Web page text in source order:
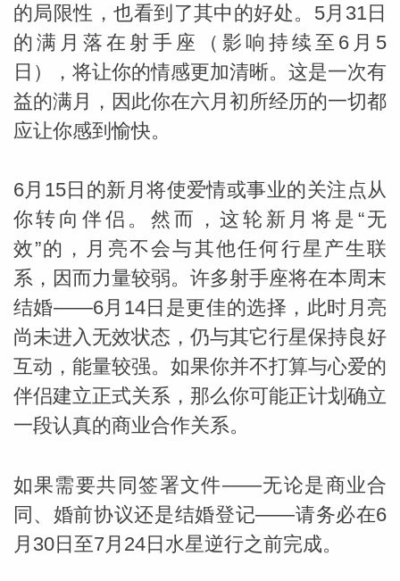
米勒
_susan
的局限性，也看到了其中的好处。5月31日
的满月落在射手座（影响持续至6月5
日），将让你的情感更加清晰。这是一次有
益的满月，因此你在六月初所经历的一切都
应让你感到愉快。
6月15日的新月将使爱情或事业的关注点从
你转向伴侣。然而，这轮新月将是“无
效”的，月亮不会与其他任何行星产生联
系，因而力量较弱。许多射手座将在本周末
结婚——6月14日是更佳的选择，此时月亮
尚未进入无效状态，仍与其它行星保持良好
互动，能量较强。如果你并不打算与心爱的
伴侣建立正式关系，那么你可能正计划确立
一段认真的商业合作关系。
如果需要共同签署文件——无论是商业合
同、婚前协议还是结婚登记——请务必在6
月30日至7月24日水星逆行之前完成。